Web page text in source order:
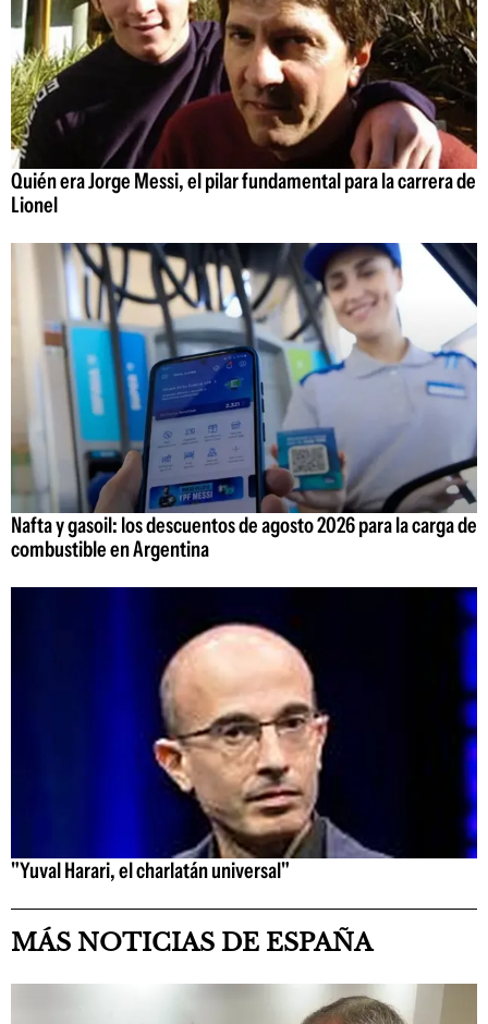
Quién era Jorge Messi, el pilar fundamental para la carrera de
Lionel
Nafta y gasoil: los descuentos de agosto 2026 para la carga de
combustible en Argentina
"Yuval Harari, el charlatán universal"
MÁS NOTICIAS DE ESPAÑA